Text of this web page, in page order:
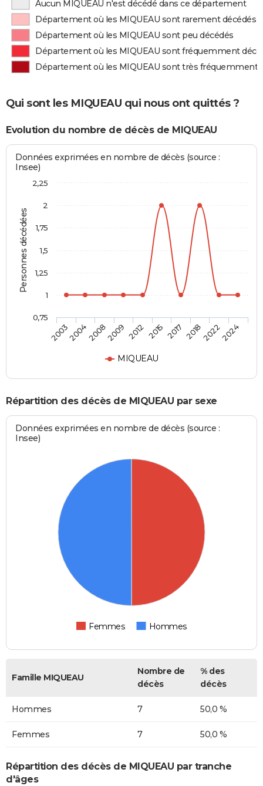
Aucun MIQUEAU n'est décédé dans ce département
Département où les MIQUEAU sont rarement décédés
Département où les MIQUEAU sont peu décédés
Département où les MIQUEAU sont fréquemment
Département où les MIQUEAU sont très fréquemment
Qui sont les MIQUEAU qui nous ont quittés ?
Evolution du nombre de décès de MIQUEAU
Personnes décédées
Données exprimées en nombre de décès (source :
Insee)
MIQUEAU
2003200420082009 2012 2015 2017 201820222024
0,75
1
1,25
1,5
1,75
2
2,25
Répartition des décès de MIQUEAU par sexe
Données exprimées en nombre de décès (source :
Insee)
Femmes Hommes
Famille MIQUEAU
Nombre de
décès
% des
décès
Hommes 7 50,0 %
Femmes 7 50,0 %
Répartition des décès de MIQUEAU par tranche
d'âges